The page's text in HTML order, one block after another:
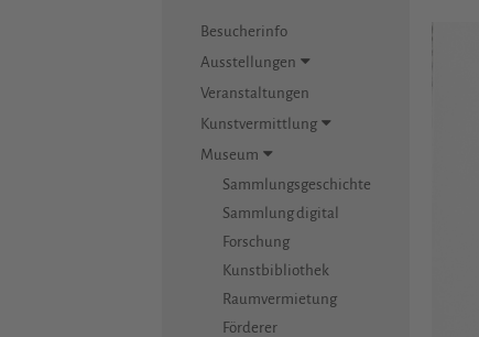
Besucherinfo
Ausstellungen
Veranstaltungen
Kunstvermittlung
Museum
Sammlungsgeschichte
Sammlung digital
Forschung
Kunstbibliothek
Raumvermietung
Förderer